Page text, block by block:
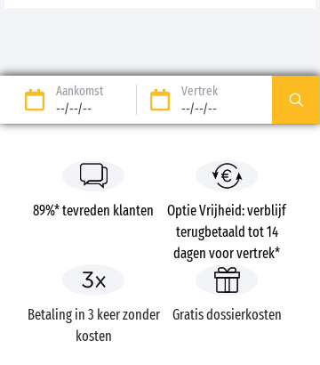
Aankomst
--/--/--
Vertrek
--/--/--
89%* tevreden klanten
Optie Vrijheid: verblijf
terugbetaald tot 14
dagen voor vertrek*
Betaling in 3 keer zonder
kosten
Gratis dossierkosten